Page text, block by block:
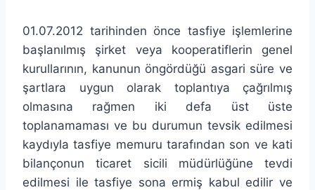
01.07.2012 tarihinden önce tasfiye işlemlerine
başlanılmış şirket veya kooperatiflerin genel
kurullarının, kanunun öngördüğü asgari süre ve
şartlara uygun olarak toplantıya çağrılmış
olmasına rağmen iki defa üst üste
toplanamaması ve bu durumun tevsik edilmesi
kaydıyla tasfiye memuru tarafından son ve kati
bilançonun ticaret sicili müdürlüğüne tevdi
edilmesi ile tasfiye sona ermiş kabul edilir ve